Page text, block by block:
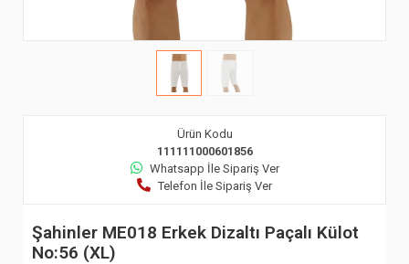
Ürün Kodu
111111000601856
Whatsapp İle Sipariş Ver
Telefon İle Sipariş Ver
Şahinler ME018 Erkek Dizaltı Paçalı Külot
No:56 (XL)